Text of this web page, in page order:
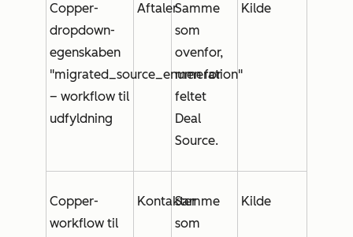
Copper-
dropdown-
egenskaben
"migrated_source_enumeration"
– workflow til
udfyldning
AftalerSamme
som
ovenfor,
men for
feltet
Deal
Source.
Kilde
Copper-
workflow til
KontakterSamme
som
Kilde